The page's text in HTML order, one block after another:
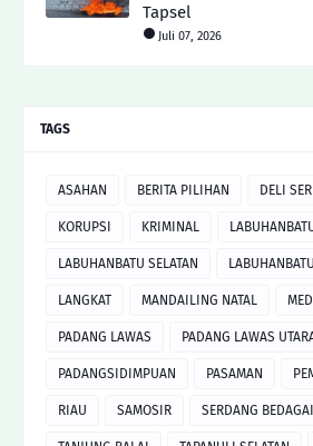
Tapsel
Juli 07, 2026
TAGS
ASAHAN BERITA PILIHAN DELI
KORUPSI KRIMINAL
LABUHANBATU SELATAN
LANGKAT MANDAILING NATAL
PADANG LAWAS PADANG LAWAS
PADANGSIDIMPUAN PASAMAN
RIAU SAMOSIR SERDANG BEDAGAI